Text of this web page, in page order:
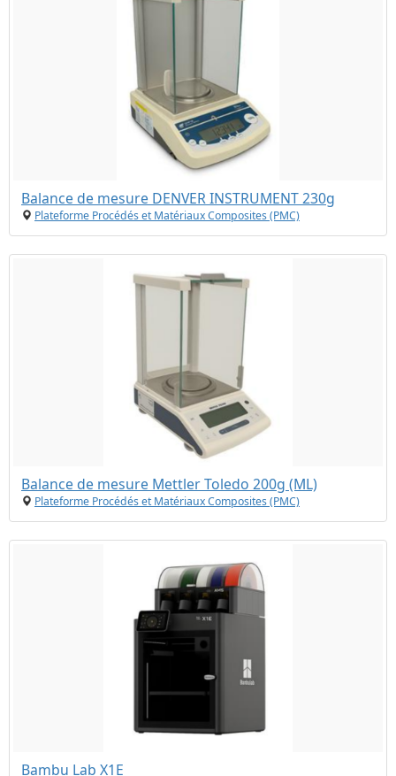
Balance de mesure DENVER INSTRUMENT 230g
Plateforme Procédés et Matériaux Composites (PMC)
Balance de mesure Mettler Toledo 200g (ML)
Plateforme Procédés et Matériaux Composites (PMC)
Bambu Lab X1E